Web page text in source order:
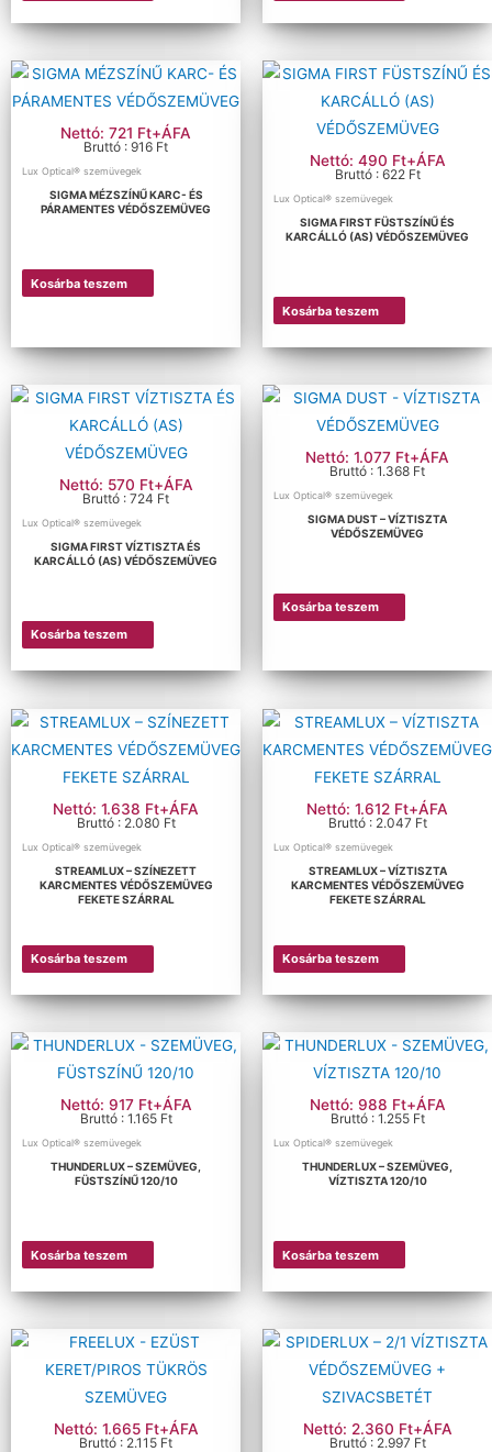
Nettó: 721 Ft+ÁFA
Bruttó : 916 Ft
Lux Optical® szemüvegek
SIGMA MÉZSZÍNŰ KARC- ÉS
PÁRAMENTES VÉDŐSZEMÜVEG
Kosárba teszem
Nettó: 490 Ft+ÁFA
Bruttó : 622 Ft
Lux Optical® szemüvegek
SIGMA FIRST FÜSTSZÍNŰ ÉS
KARCÁLLÓ (AS) VÉDŐSZEMÜVEG
Kosárba teszem
Nettó: 570 Ft+ÁFA
Bruttó : 724 Ft
Lux Optical® szemüvegek
SIGMA FIRST VÍZTISZTA ÉS
KARCÁLLÓ (AS) VÉDŐSZEMÜVEG
Kosárba teszem
Nettó: 1.077 Ft+ÁFA
Bruttó : 1.368 Ft
Lux Optical® szemüvegek
SIGMA DUST – VÍZTISZTA
VÉDŐSZEMÜVEG
Kosárba teszem
Nettó: 1.638 Ft+ÁFA
Bruttó : 2.080 Ft
Lux Optical® szemüvegek
STREAMLUX – SZÍNEZETT
KARCMENTES VÉDŐSZEMÜVEG
FEKETE SZÁRRAL
Kosárba teszem
Nettó: 1.612 Ft+ÁFA
Bruttó : 2.047 Ft
Lux Optical® szemüvegek
STREAMLUX – VÍZTISZTA
KARCMENTES VÉDŐSZEMÜVEG
FEKETE SZÁRRAL
Kosárba teszem
Nettó: 917 Ft+ÁFA
Bruttó : 1.165 Ft
Lux Optical® szemüvegek
THUNDERLUX – SZEMÜVEG,
FÜSTSZÍNŰ 120/10
Kosárba teszem
Nettó: 988 Ft+ÁFA
Bruttó : 1.255 Ft
Lux Optical® szemüvegek
THUNDERLUX – SZEMÜVEG,
VÍZTISZTA 120/10
Kosárba teszem
Nettó: 1.665 Ft+ÁFA
Bruttó : 2.115 Ft
Nettó: 2.360 Ft+ÁFA
Bruttó : 2.997 Ft